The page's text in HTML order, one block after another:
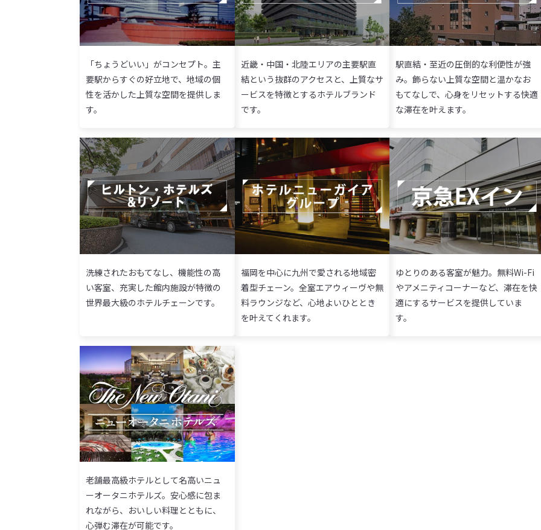
「ちょうどいい」がコンセプト。主
要駅からすぐの好立地で、地域の個
性を活かした上質な空間を提供しま
す。
近畿・中国・北陸エリアの主要駅直
結という抜群のアクセスと、上質なサ
ービスを特徴とするホテルブランド
です。
駅直結・至近の圧倒的な利便性が強
み。飾らない上質な空間と温かなお
もてなしで、心身をリセットする快適
な滞在を叶えます。
洗練されたおもてなし、機能性の高
い客室、充実した館内施設が特徴の
世界最大級のホテルチェーンです。
福岡を中心に九州で愛される地域密
着型チェーン。全室エアウィーヴや無
料ラウンジなど、心地よいひととき
を叶えてくれます。
ゆとりのある客室が魅力。無料Wi-Fi
やアメニティコーナーなど、滞在を快
適にするサービスを提供していま
す。
老舗最高級ホテルとして名高いニュ
ーオータニホテルズ。安心感に包ま
れながら、おいしい料理とともに、
心弾む滞在が可能です。